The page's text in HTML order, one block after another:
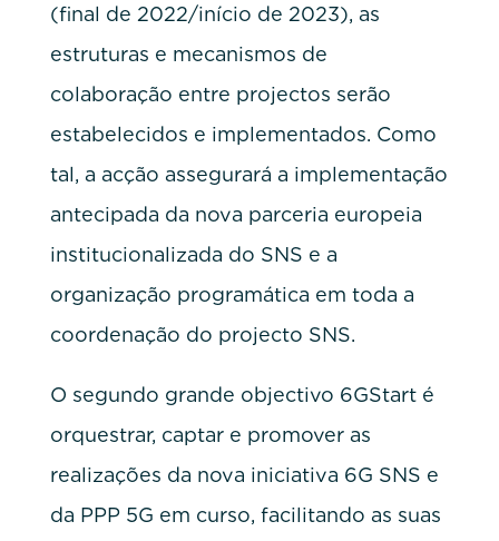
(final de 2022/início de 2023), as
estruturas e mecanismos de
colaboração entre projectos serão
estabelecidos e implementados. Como
tal, a acção assegurará a implementação
antecipada da nova parceria europeia
institucionalizada do SNS e a
organização programática em toda a
coordenação do projecto SNS.
O segundo grande objectivo 6GStart é
orquestrar, captar e promover as
realizações da nova iniciativa 6G SNS e
da PPP 5G em curso, facilitando as suas